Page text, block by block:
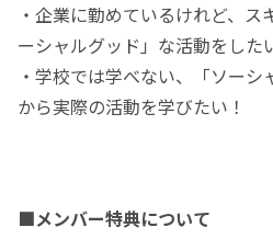
・企業に勤めているけれど、
ーシャルグッド」な活動をした
・学校では学べない、「ソー
から実際の活動を学びたい！
■メンバー特典について